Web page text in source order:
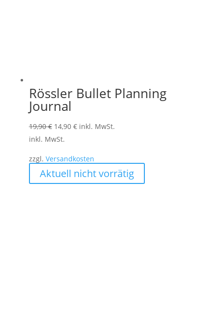
Rössler Bullet Planning
Journal
19,90€ Ursprünglicher
Preis
19,90 €
14,90 €Aktueller
14,90 €.
inkl. MwSt.
inkl. MwSt.
zzgl. Versandkosten
Aktuell nicht vorrätig
Produkt